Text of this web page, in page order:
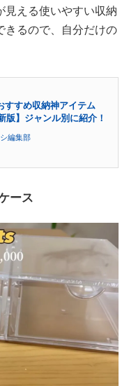
見える使いやすい収納
きるので、自分だけの
すすめ収納神アイテム
版】ジャンル別に紹介！
編集部
ース